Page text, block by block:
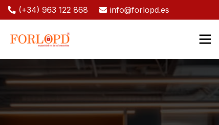
(+34) 963 122 868 info@forlopd.es